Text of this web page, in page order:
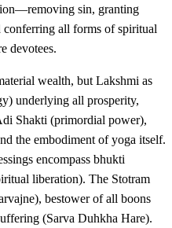
sin, granting
conferring all forms of spiritual
devotees.
wealth, but Lakshmi as
underlying all prosperity,
Shakti (primordial power),
the embodiment of yoga itself.
encompass bhukti
liberation). The Stotram
bestower of all boons
(Sarva Duhkha Hare).